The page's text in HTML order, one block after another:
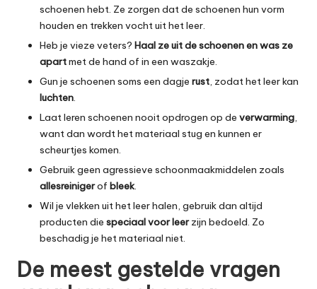
schoenen hebt. Ze zorgen dat de schoenen hun vorm
houden en trekken vocht uit het leer.
Heb je vieze veters? Haal ze uit de schoenen en was ze
apartmet de hand of in een waszakje.
Gun je schoenen soms een dagje rust, zodat het leer kan
luchten.
Laat leren schoenen nooit opdrogen op de verwarming,
want dan wordt het materiaal stug en kunnen er
scheurtjes komen.
Gebruik geen agressieve schoonmaakmiddelen zoals
allesreinigerof bleek.
Wil je vlekken uit het leer halen, gebruik dan altijd
producten die speciaal voor leerzijn bedoeld. Zo
beschadig je het materiaal niet.
De meest gestelde vragen